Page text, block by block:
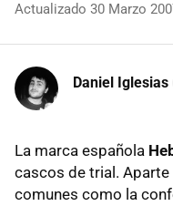
Actualizado 30 Marzo
Daniel Iglesias
La marca española
cascos de trial.
comunes como la